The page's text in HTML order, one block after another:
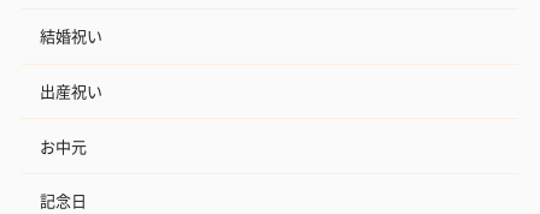
結婚祝い
出産祝い
お中元
記念日